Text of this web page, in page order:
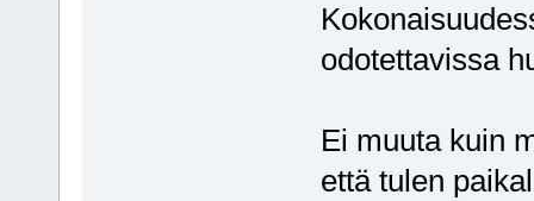
odotettavissa
Ei muuta kuin
että tulen